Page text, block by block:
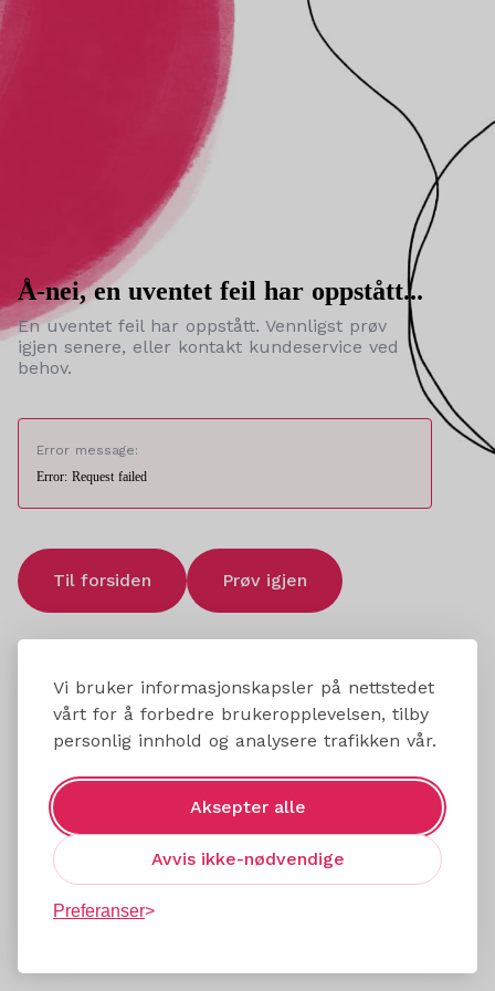
Vi bruker informasjonskapsler på nettstedet
vårt for å forbedre brukeropplevelsen, tilby
personlig innhold og analysere trafikken vår.
Aksepter alle
Avvis ikke-nødvendige
Preferanser
Å-nei, en uventet feil har oppstått...
En uventet feil har oppstått. Vennligst prøv
igjen senere, eller kontakt kundeservice ved
behov.
Error message:
Error: Request failed
Til forsiden Prøv igjen